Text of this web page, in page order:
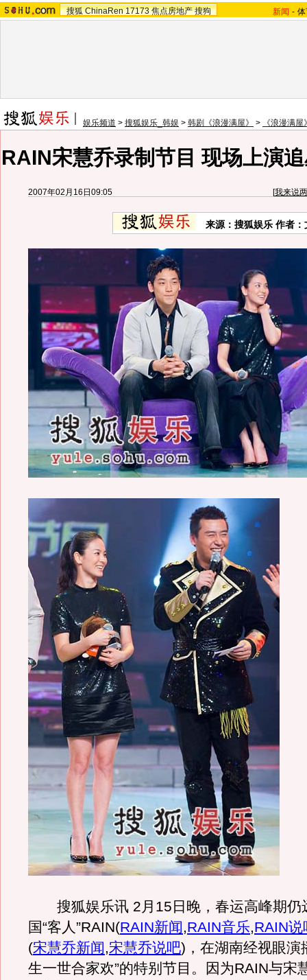
搜狐 ChinaRen 17173 焦点房地产 搜狗 新闻 -
娱乐频道 > 搜狐娱乐_韩娱 > 韩剧《浪漫满屋》 > 《浪漫满
RAIN宋慧乔录制节目 现场上演
2007年02月16日09:05 [我来说
来源：搜狐娱乐 作者：
搜狐娱乐讯 2月15日晚，春运高峰期仍
国“客人”RAIN(RAIN新闻,RAIN音乐,RAIN说
(宋慧乔新闻,宋慧乔说吧) ，在湖南经视眼演
生一世合家欢”的特别节目。因为RAIN与宋